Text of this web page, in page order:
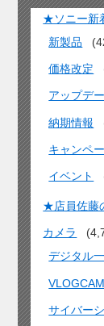
★ソニー新
新製品
価格改定
アップデ
納期情報
キャンペ
イベント
★店員佐藤
カメラ
デジタル
VLOGCAM
サイバー